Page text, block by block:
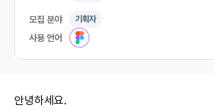
모집 분야 기획자
사용 언어
안녕하세요.